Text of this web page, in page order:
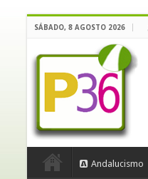
SÁBADO, 8 AGOSTO 2026
Andalucismo